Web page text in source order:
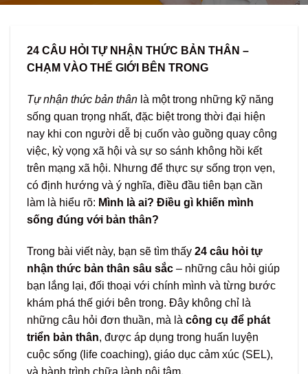
24 CÂU HỎI TỰ NHẬN THỨC BẢN THÂN –
CHẠM VÀO THẾ GIỚI BÊN TRONG
Tự nhận thức bản thân là một trong những kỹ năng
sống quan trọng nhất, đặc biệt trong thời đại hiện
nay khi con người dễ bị cuốn vào guồng quay công
việc, kỳ vọng xã hội và sự so sánh không hồi kết
trên mạng xã hội. Nhưng để thực sự sống trọn vẹn,
có định hướng và ý nghĩa, điều đầu tiên bạn cần
làm là hiểu rõ: Mình là ai? Điều gì khiến mình
sống đúng với bản thân?
Trong bài viết này, bạn sẽ tìm thấy 24 câu hỏi tự
nhận thức bản thân sâu sắc – những câu hỏi giúp
bạn lắng lại, đối thoại với chính mình và từng bước
khám phá thế giới bên trong. Đây không chỉ là
những câu hỏi đơn thuần, mà là công cụ để phát
triển bản thân, được áp dụng trong huấn luyện
cuộc sống (life coaching), giáo dục cảm xúc (SEL),
và hành trình chữa lành nội tâm.